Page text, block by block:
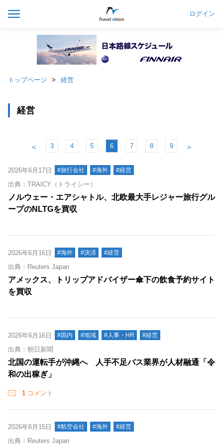
ログイン
トップページ 経営
経営
＜ 3 4 5 6 7 8 9 ＞
2026年6月17日 #旅行会社 #海外 #経営
出典：TRAICY（トライシー）
ノルウェー・エアシャトル、北欧最大手レジャー旅行グル
ープのNLTGを買収
2026年6月16日 #海外 #決済 #経営
出典：Reuters Japan
アメックス、トリップアドバイザー傘下の飲食予約サイト
を買収
2026年6月16日 #国内 #地域 #人事・HR #経営
出典：朝日新聞
北国の運転手が沖縄へ 人手不足バス業界が人材融通「令
和の出稼ぎ」
1 コメント
2026年6月15日 #航空会社 #海外 #経営
出典：Reuters Japan